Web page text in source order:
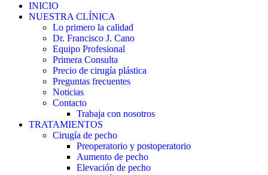
INICIO
NUESTRA CLÍNICA
Lo primero la calidad
Dr. Francisco J. Cano
Equipo Profesional
Primera Consulta
Precio de cirugía plástica
Preguntas frecuentes
Noticias
Contacto
Trabaja con nosotros
TRATAMIENTOS
Cirugía de pecho
Preoperatorio y postoperatorio
Aumento de pecho
Elevación de pecho